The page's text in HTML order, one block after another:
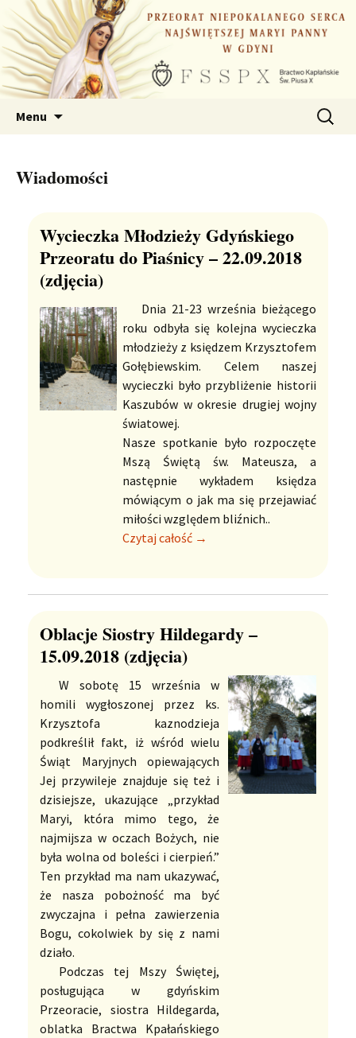
Przejdź
do
treści
Menu Szukaj:
Wiadomości
Wycieczka Młodzieży Gdyńskiego
Przeoratu do Piaśnicy – 22.09.2018
(zdjęcia)
Dnia 21-23 września bieżącego
roku odbyła się kolejna wycieczka
młodzieży z księdzem Krzysztofem
Gołębiewskim. Celem naszej
wycieczki było przybliżenie historii
Kaszubów w okresie drugiej wojny
światowej.
Nasze spotkanie było rozpoczęte
Mszą Świętą św. Mateusza, a
następnie wykładem księdza
mówiącym o jak ma się przejawiać
miłości względem bliźnich..
Czytaj całość →
Oblacje Siostry Hildegardy –
15.09.2018 (zdjęcia)
W sobotę 15 września w
homili wygłoszonej przez ks.
Krzysztofa kaznodzieja
podkreślił fakt, iż wśród wielu
Świąt Maryjnych opiewających
Jej przywileje znajduje się też i
dzisiejsze, ukazujące „przykład
Maryi, która mimo tego, że
najmijsza w oczach Bożych, nie
była wolna od boleści i cierpień.”
Ten przykład ma nam ukazywać,
że nasza pobożność ma być
zwyczajna i pełna zawierzenia
Bogu, cokolwiek by się z nami
działo.
Podczas tej Mszy Świętej,
posługująca w gdyńskim
Przeoracie, siostra Hildegarda,
oblatka Bractwa Kpałańskiego